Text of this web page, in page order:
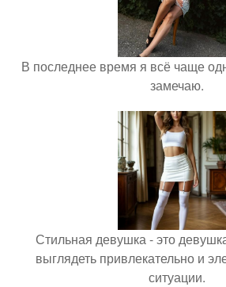
В последнее время я всё чаще
замечаю.
Стильная девушка - это
выглядеть привлекательно и
ситуации.